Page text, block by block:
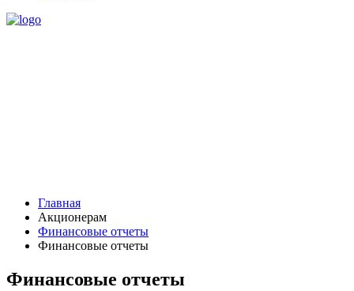
Главная
Акционерам
Финансовые отчеты
Финансовые отчеты
Финансовые отчеты